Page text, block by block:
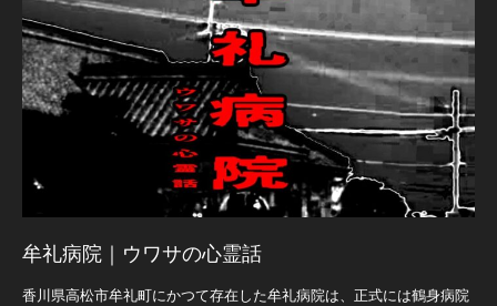
牟礼病院｜ウワサの心霊話
香川県高松市牟礼町にかつて存在した牟礼病院は、正式には鶴身病院